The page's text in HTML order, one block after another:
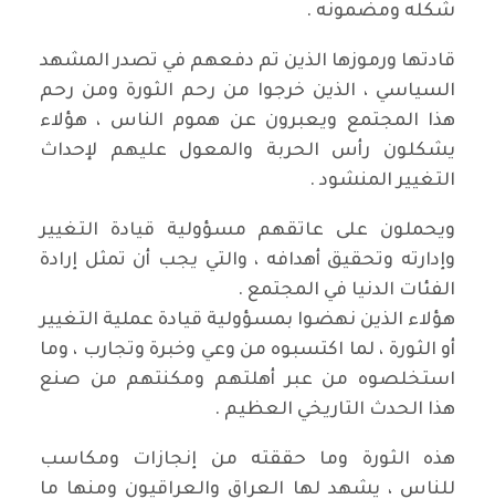
شكله ومضمونه .
قادتها ورموزها الذين تم دفعهم في تصدر المشهد
السياسي ، الذين خرجوا من رحم الثورة ومن رحم
هذا المجتمع ويعبرون عن هموم الناس ، هؤلاء
يشكلون رأس الحربة والمعول عليهم لإحداث
التغيير المنشود .
ويحملون على عاتقهم مسؤولية قيادة التغيير
وإدارته وتحقيق أهدافه ، والتي يجب أن تمثل إرادة
الفئات الدنيا في المجتمع .
هؤلاء الذين نهضوا بمسؤولية قيادة عملية التغيير
أو الثورة ، لما اكتسبوه من وعي وخبرة وتجارب ، وما
استخلصوه من عبر أهلتهم ومكنتهم من صنع
هذا الحدث التاريخي العظيم .
هذه الثورة وما حققته من إنجازات ومكاسب
للناس ، يشهد لها العراق والعراقيون ومنها ما